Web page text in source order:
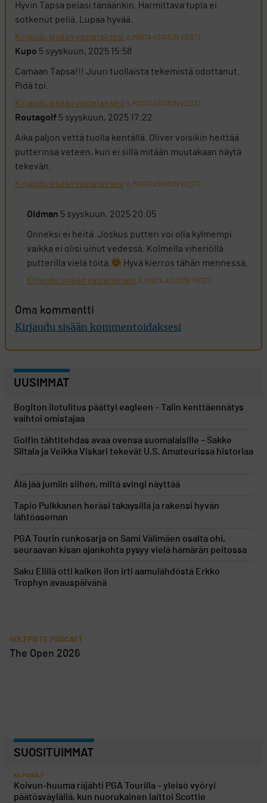
Hyvin Tapsa pelasi tänäänkin. Harmittava tupla ei
sotkenut peliä. Lupaa hyvää.
Kirjaudu sisään vastataksesi ILMOITA ASIATON VIESTI
Kupo 5 syyskuun, 2025 15:58
Camaan Tapsa!!! Juuri tuollaista tekemistä odottanut.
Pidä toi.
Kirjaudu sisään vastataksesi ILMOITA ASIATON VIESTI
Routagolf 5 syyskuun, 2025 17:22
Aika paljon vettä tuolla kentällä. Oliver voisikin heittää
putterinsa veteen, kun ei sillä mitään muutakaan näytä
tekevän.
Kirjaudu sisään vastataksesi ILMOITA ASIATON VIESTI
Oldman 5 syyskuun, 2025 20:05
Onneksi ei heitä. Joskus putteri voi olla kylmempi
vaikka ei olisi uinut vedessä. Kolmella viheriöllä
putterilla vielä töitä.
Hyvä kierros tähän mennessä.
Kirjaudu sisään vastataksesi ILMOITA ASIATON VIESTI
Oma kommentti
Kirjaudu sisään kommentoidaksesi
UUSIMMAT
Bogiton ilotulitus päättyi eagleen – Talin kenttäennätys
vaihtoi omistajaa
Golfin tähtitehdas avaa ovensa suomalaisille – Sakke
Siltala ja Veikka Viskari tekevät U.S. Amateurissa historiaa
Älä jää jumiin siihen, miltä svingi näyttää
Tapio Pulkkanen heräsi takaysillä ja rakensi hyvän
lähtöaseman
PGA Tourin runkosarja on Sami Välimäen osalta ohi,
seuraavan kisan ajankohta pysyy vielä hämärän peitossa
Saku Ellilä otti kaiken ilon irti aamulähdöstä Erkko
Trophyn avauspäivänä
GOLFPISTE PODCAST
The Open 2026
SUOSITUIMMAT
KILPAGOLF
Koivun-huuma räjähti PGA Tourilla – yleisö vyöryi
päätösväylällä, kun nuorukainen laittoi Scottie